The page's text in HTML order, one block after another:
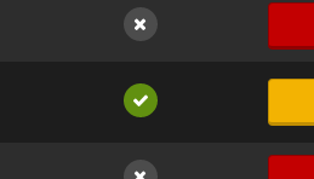
Non disponible
Disponible